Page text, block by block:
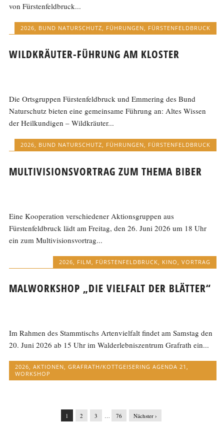
von Fürstenfeldbruck...
2026, BUND NATURSCHUTZ, FÜHRUNGEN, FÜRSTENFELDBRUCK
WILDKRÄUTER-FÜHRUNG AM KLOSTER
Die Ortsgruppen Fürstenfeldbruck und Emmering des Bund
Naturschutz bieten eine gemeinsame Führung an: Altes Wissen
der Heilkundigen – Wildkräuter...
2026, BUND NATURSCHUTZ, FÜHRUNGEN, FÜRSTENFELDBRUCK
MULTIVISIONSVORTRAG ZUM THEMA BIBER
Eine Kooperation verschiedener Aktionsgruppen aus
Fürstenfeldbruck lädt am Freitag, den 26. Juni 2026 um 18 Uhr
ein zum Multivisionsvortrag...
2026 FILM FÜRSTENFELDBRUCK KINO VORTRAG
MALWORKSHOP „DIE VIELFALT DER BLÄTTER“
Im Rahmen des Stammtischs Artenvielfalt findet am Samstag den
20. Juni 2026 ab 15 Uhr im Walderlebniszentrum Grafrath ein...
2026,AKTIONEN,GRAFRATH/KOTTGEISERING AGENDA 21,
WORKSHOP
1 2 3 … 76 Nächster ›